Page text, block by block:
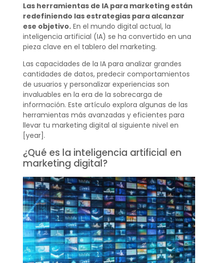
Las herramientas de IA para marketing están
redefiniendo las estrategias para alcanzar
ese objetivo.En el mundo digital actual, la
inteligencia artificial (IA) se ha convertido en una
pieza clave en el tablero del marketing.
Las capacidades de la IA para analizar grandes
cantidades de datos, predecir comportamientos
de usuarios y personalizar experiencias son
invaluables en la era de la sobrecarga de
información. Este artículo explora algunas de las
herramientas más avanzadas y eficientes para
llevar tu marketing digital al siguiente nivel en
[year].
¿Qué es la inteligencia artificial en
marketing digital?